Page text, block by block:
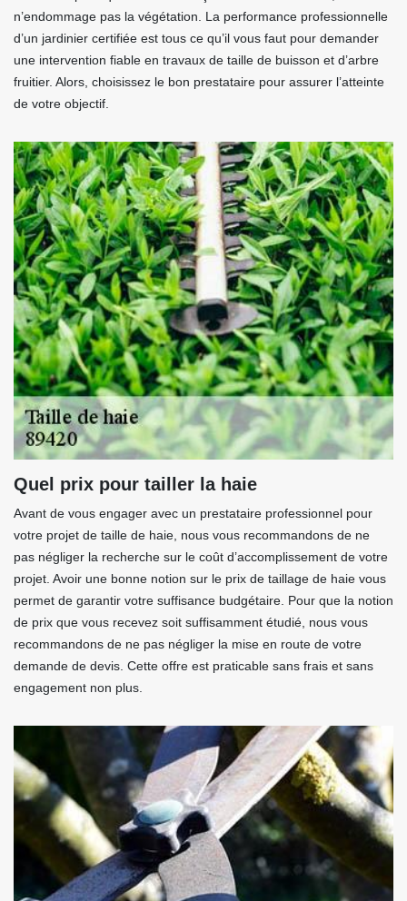
n’endommage pas la végétation. La performance professionnelle
d’un jardinier certifiée est tous ce qu’il vous faut pour demander
une intervention fiable en travaux de taille de buisson et d’arbre
fruitier. Alors, choisissez le bon prestataire pour assurer l’atteinte
de votre objectif.
Quel prix pour tailler la haie
Avant de vous engager avec un prestataire professionnel pour
votre projet de taille de haie, nous vous recommandons de ne
pas négliger la recherche sur le coût d’accomplissement de votre
projet. Avoir une bonne notion sur le prix de taillage de haie vous
permet de garantir votre suffisance budgétaire. Pour que la notion
de prix que vous recevez soit suffisamment étudié, nous vous
recommandons de ne pas négliger la mise en route de votre
demande de devis. Cette offre est praticable sans frais et sans
engagement non plus.